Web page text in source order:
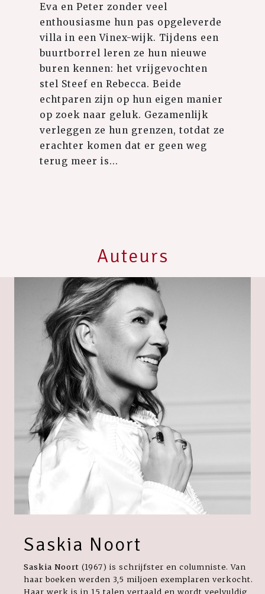
Eva en Peter zonder veel
enthousiasme hun pas opgeleverde
villa in een Vinex-wijk. Tijdens een
buurtborrel leren ze hun nieuwe
buren kennen: het vrijgevochten
stel Steef en Rebecca. Beide
echtparen zijn op hun eigen manier
op zoek naar geluk. Gezamenlijk
verleggen ze hun grenzen, totdat ze
erachter komen dat er geen weg
terug meer is...
Auteurs
Saskia Noort
Saskia Noort (1967) is schrijfster en columniste. Van
haar boeken werden 3,5 miljoen exemplaren verkocht.
Haar werk is in 15 talen vertaald en wordt veelvuldig